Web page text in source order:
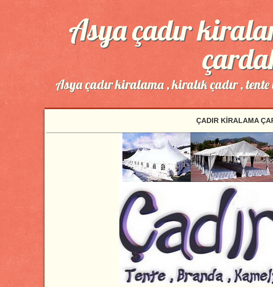
Asya çadır
Asya çadır kiralama , kiralık çadır ,
ÇADIR KIRALAMA